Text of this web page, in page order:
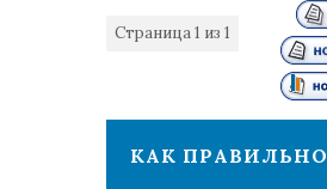
Страница1 из 1
КАК ПРАВИЛЬНО